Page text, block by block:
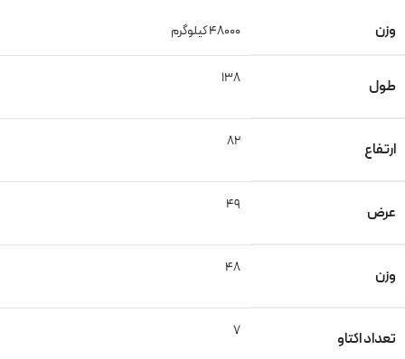
وزن 48000 کیلوگرم
طول 138
ارتفاع 82
عرض 49
وزن 48
تعداد اکتاو 7